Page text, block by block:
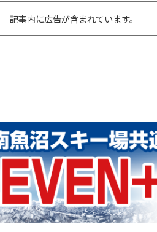
記事内に広告が含まれています。